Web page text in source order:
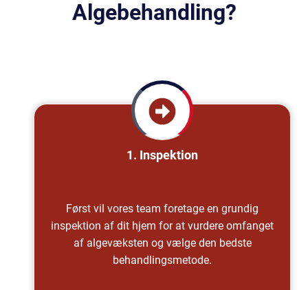
Algebehandling?
1. Inspektion
Først vil vores team foretage en grundig
inspektion af dit hjem for at vurdere omfanget
af algevæksten og vælge den bedste
behandlingsmetode.